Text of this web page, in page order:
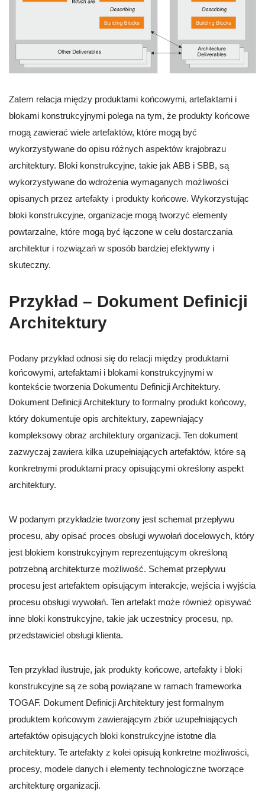
Zatem relacja między produktami końcowymi, artefaktami i
blokami konstrukcyjnymi polega na tym, że produkty końcowe
mogą zawierać wiele artefaktów, które mogą być
wykorzystywane do opisu różnych aspektów krajobrazu
architektury. Bloki konstrukcyjne, takie jak ABB i SBB, są
wykorzystywane do wdrożenia wymaganych możliwości
opisanych przez artefakty i produkty końcowe. Wykorzystując
bloki konstrukcyjne, organizacje mogą tworzyć elementy
powtarzalne, które mogą być łączone w celu dostarczania
architektur i rozwiązań w sposób bardziej efektywny i
skuteczny.
Przykład – Dokument Definicji
Architektury
Podany przykład odnosi się do relacji między produktami
końcowymi, artefaktami i blokami konstrukcyjnymi w
kontekście tworzenia Dokumentu Definicji Architektury.
Dokument Definicji Architektury to formalny produkt końcowy,
który dokumentuje opis architektury, zapewniający
kompleksowy obraz architektury organizacji. Ten dokument
zazwyczaj zawiera kilka uzupełniających artefaktów, które są
konkretnymi produktami pracy opisującymi określony aspekt
architektury.
W podanym przykładzie tworzony jest schemat przepływu
procesu, aby opisać proces obsługi wywołań docelowych, który
jest blokiem konstrukcyjnym reprezentującym określoną
potrzebną architekturze możliwość. Schemat przepływu
procesu jest artefaktem opisującym interakcje, wejścia i wyjścia
procesu obsługi wywołań. Ten artefakt może również opisywać
inne bloki konstrukcyjne, takie jak uczestnicy procesu, np.
przedstawiciel obsługi klienta.
Ten przykład ilustruje, jak produkty końcowe, artefakty i bloki
konstrukcyjne są ze sobą powiązane w ramach frameworka
TOGAF. Dokument Definicji Architektury jest formalnym
produktem końcowym zawierającym zbiór uzupełniających
artefaktów opisujących bloki konstrukcyjne istotne dla
architektury. Te artefakty z kolei opisują konkretne możliwości,
procesy, modele danych i elementy technologiczne tworzące
architekturę organizacji.